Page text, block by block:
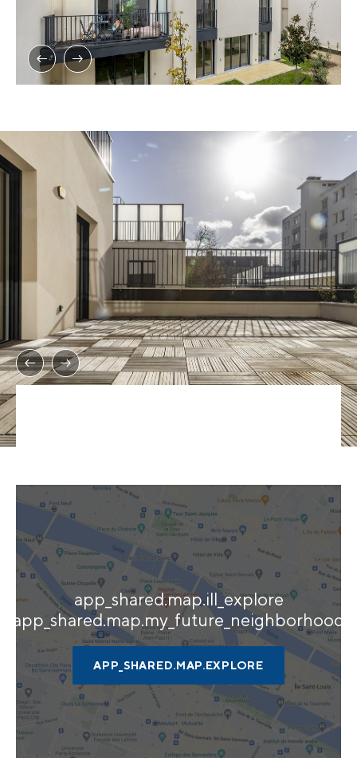
app_shared.map.ill_explore
app_shared.map.my_future_neighborhood
APP_SHARED.MAP.EXPLORE